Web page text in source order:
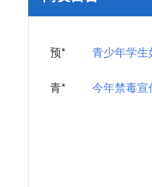
禁
何开
预* 青少年学生
青* 今年禁毒宣